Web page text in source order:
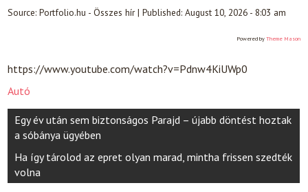
Source:Portfolio.hu - Összes hír|Published:August 10, 2026 - 8:03 am
Powered by Theme Mason
https://www.youtube.com/watch?v=Pdnw4KiUWp0
Autó
Post
navigation
Egy év után sem biztonságos Parajd – újabb döntést hoztak
a sóbánya ügyében
Ha így tárolod az epret olyan marad, mintha frissen szedték
volna